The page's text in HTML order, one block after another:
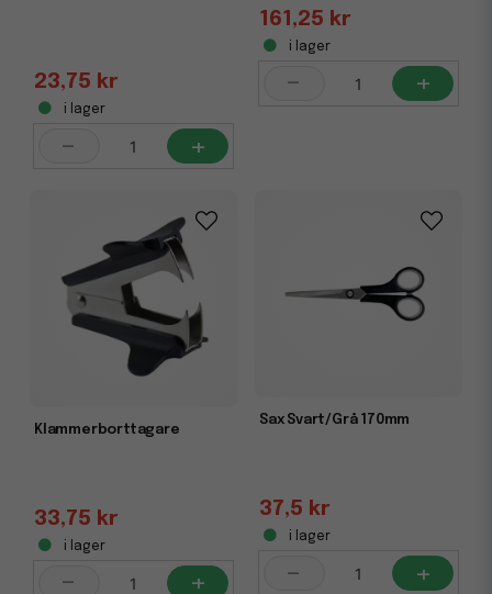
23,75 kr
i lager
- +
161,25 kr
i lager
- +
Klammerborttagare
33,75 kr
i lager
- +
Sax Svart/Grå 170mm
37,5 kr
i lager
- +